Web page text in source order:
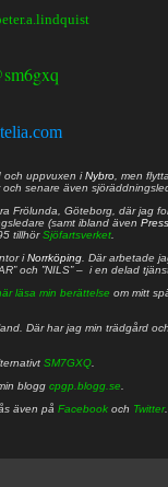
och uppvuxen iNybro , men
och senare även
Frölunda, Göteborg, där jag
(samt ibland även
tillhörSjöfartsverket
iNorrköping . Där arbetade
och ”NILS” – i en delad
läsa min berättelse om mitt
Där har jag min trädgård
SM7GXQ
blogg cpgp.blogg.se
även på Facebook och Twitter.